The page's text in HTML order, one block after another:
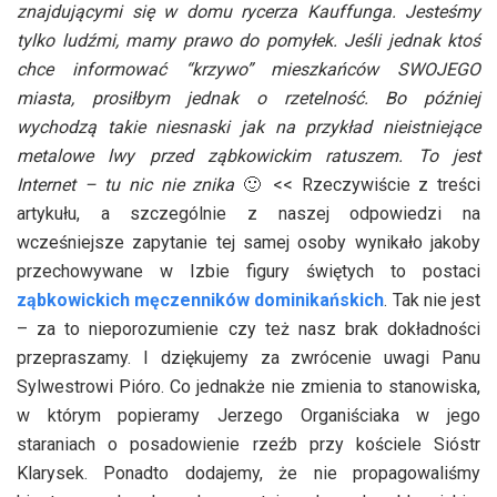
znajdującymi się w domu rycerza Kauffunga. Jesteśmy
tylko ludźmi, mamy prawo do pomyłek. Jeśli jednak ktoś
chce informować “krzywo” mieszkańców SWOJEGO
miasta, prosiłbym jednak o rzetelność. Bo później
wychodzą takie niesnaski jak na przykład nieistniejące
metalowe lwy przed ząbkowickim ratuszem. To jest
Internet – tu nic nie znika 🙂 << Rzeczywiście z treści
artykułu, a szczególnie z naszej odpowiedzi na
wcześniejsze zapytanie tej samej osoby wynikało jakoby
przechowywane w Izbie figury świętych to postaci
ząbkowickich męczenników dominikańskich. Tak nie jest
– za to nieporozumienie czy też nasz brak dokładności
przepraszamy. I dziękujemy za zwrócenie uwagi Panu
Sylwestrowi Pióro. Co jednakże nie zmienia to stanowiska,
w którym popieramy Jerzego Organiściaka w jego
staraniach o posadowienie rzeźb przy kościele Sióstr
Klarysek. Ponadto dodajemy, że nie propagowaliśmy